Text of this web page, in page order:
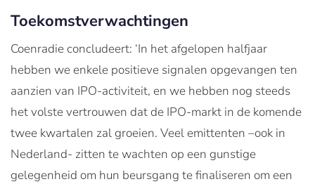
Toekomstverwachtingen
Coenradie concludeert: ‘In het afgelopen halfjaar
hebben we enkele positieve signalen opgevangen ten
aanzien van IPO-activiteit, en we hebben nog steeds
het volste vertrouwen dat de IPO-markt in de komende
twee kwartalen zal groeien. Veel emittenten –ook in
Nederland- zitten te wachten op een gunstige
gelegenheid om hun beursgang te finaliseren om een